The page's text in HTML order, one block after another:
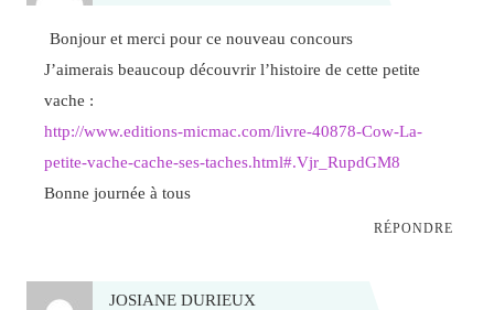
Bonjour et merci pour ce nouveau concours
J’aimerais beaucoup découvrir l’histoire de cette petite
vache :
http://www.editions-micmac.com/livre-40878-Cow-La-
petite-vache-cache-ses-taches.html#.Vjr_RupdGM8
Bonne journée à tous
RÉPONDRE
JOSIANE DURIEUX